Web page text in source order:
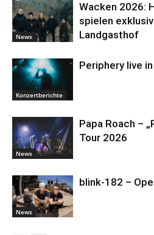
News
Wacken 2026:
spielen
Landgasthof
Konzertberichte
Periphery live
News
Papa Roach –
Tour 2026
News
blink-182 –